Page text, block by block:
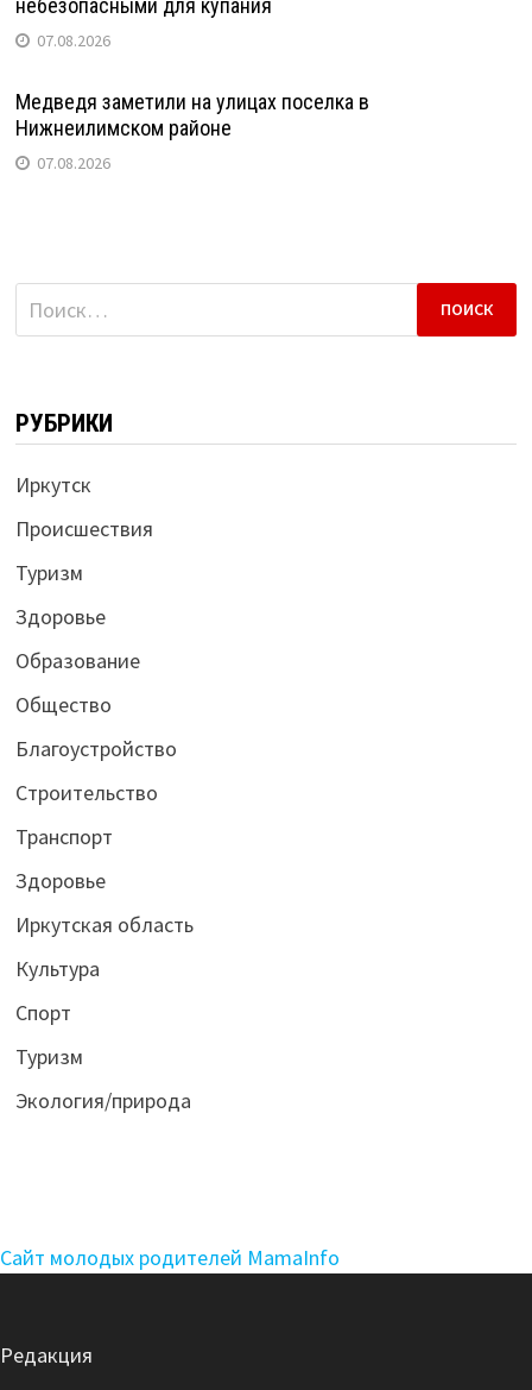
небезопасными для купания
07.08.2026
Медведя заметили на улицах поселка в
Нижнеилимском районе
07.08.2026
Найти:
РУБРИКИ
Иркутск
Происшествия
Туризм
Здоровье
Образование
Общество
Благоустройство
Строительство
Транспорт
Здоровье
Иркутская область
Культура
Спорт
Туризм
Экология/природа
Сайт молодых родителей MamaInfo
Редакция